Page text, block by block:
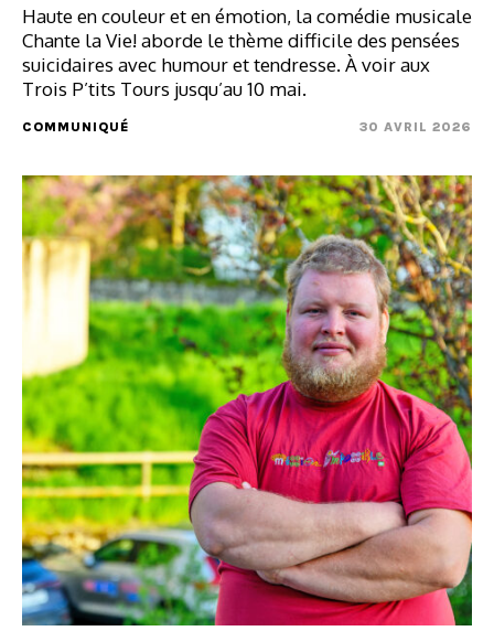
Haute en couleur et en émotion, la comédie musicale
Chante la Vie! aborde le thème difficile des pensées
suicidaires avec humour et tendresse. À voir aux
Trois P’tits Tours jusqu’au 10 mai.
COMMUNIQUÉ 30 AVRIL 2026